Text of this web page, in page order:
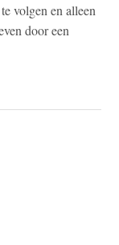
volgen en alleen
door een